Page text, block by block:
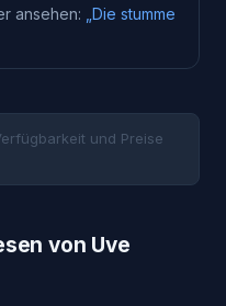
ansehen:
Die stumme
und Preise
von Uve